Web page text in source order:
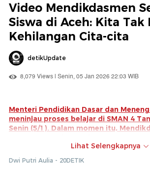
ini
Video Mendikdasmen
Siswa di Aceh: Kita Tak
Kehilangan Cita-cita
detikUpdate
8,079 Views | Senin, 05 Jan 2026 22:03 WIB
Menteri Pendidikan Dasar dan
meninjau proses belajar di SMAN 4
Senin (5/1). Dalam momen itu,
kepada para siswa yang merupakan
Lihat Selengkapnya
Dwi Putri Aulia - 20DETIK